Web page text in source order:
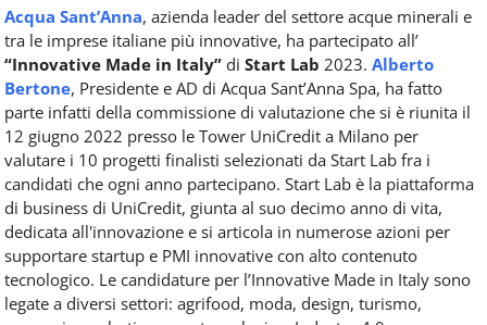
Acqua Sant’Anna, azienda leader del settore acque minerali e
tra le imprese italiane più innovative, ha partecipato all’
“Innovative Made in Italy” di Start Lab 2023. Alberto
Bertone, Presidente e AD di Acqua Sant’Anna Spa, ha fatto
parte infatti della commissione di valutazione che si è riunita il
12 giugno 2022 presso le Tower UniCredit a Milano per
valutare i 10 progetti finalisti selezionati da Start Lab fra i
candidati che ogni anno partecipano. Start Lab è la piattaforma
di business di UniCredit, giunta al suo decimo anno di vita,
dedicata all'innovazione e si articola in numerose azioni per
supportare startup e PMI innovative con alto contenuto
tecnologico. Le candidature per l’Innovative Made in Italy sono
legate a diversi settori: agrifood, moda, design, turismo,